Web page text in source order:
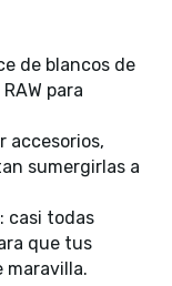
de blancos de
para
accesorios,
sumergirlas a
casi todas
que tus
maravilla.